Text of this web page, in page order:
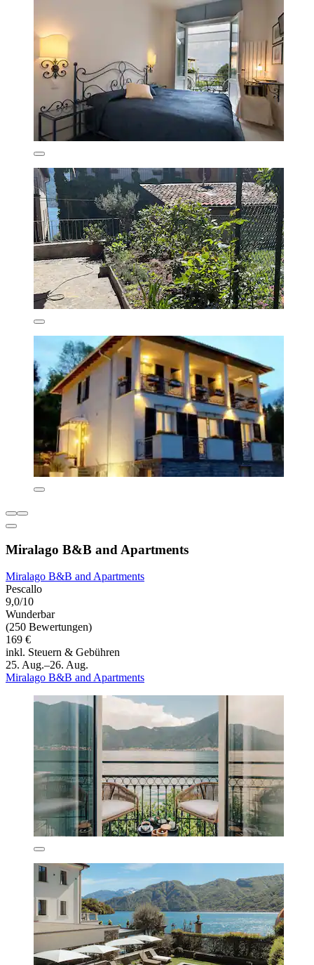
Miralago B&B and Apartments
Miralago B&B and Apartments
Pescallo
9,0/10
Wunderbar
(250 Bewertungen)
169 €
inkl. Steuern & Gebühren
25. Aug.–26. Aug.
Miralago B&B and Apartments